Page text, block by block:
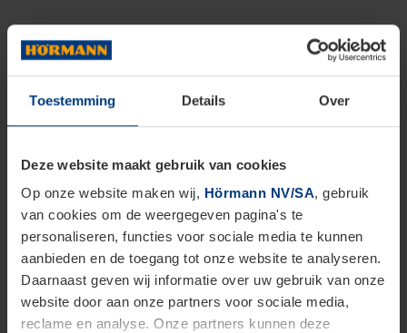
Toestemming Details Over
Deze website maakt gebruik van cookies
Op onze website maken wij, Hörmann NV/SA, gebruik
van cookies om de weergegeven pagina's te
personaliseren, functies voor sociale media te kunnen
aanbieden en de toegang tot onze website te analyseren.
Daarnaast geven wij informatie over uw gebruik van onze
website door aan onze partners voor sociale media,
reclame en analyse. Onze partners kunnen deze